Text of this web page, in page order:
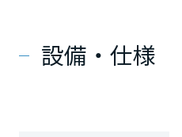
設備・仕様